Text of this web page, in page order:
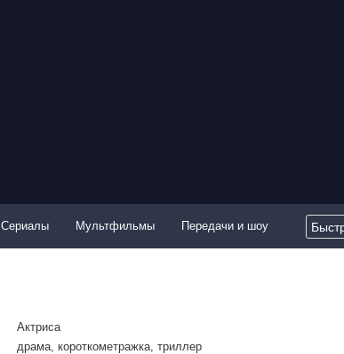
Сериалы Мультфильмы Передачи и шоу
Актриса
драма, короткометражка, триллер